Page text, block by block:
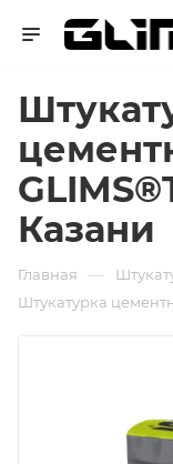
Казани
Главная —
Штукатурка